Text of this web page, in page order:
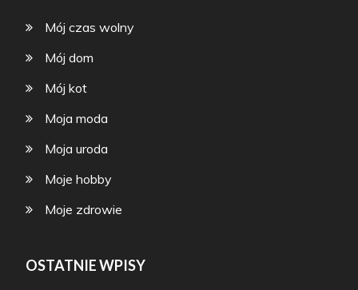
Mój czas wolny
Mój dom
Mój kot
Moja moda
Moja uroda
Moje hobby
Moje zdrowie
OSTATNIE WPISY